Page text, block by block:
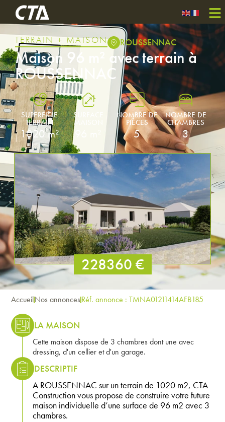
TERRAIN + MAISON ROUSSENNAC
Maison 96 m² avec terrain à
ROUSSENNAC
SUPERFICIE
TERRAIN
1020 m²
SURFACE
MAISON
NOMBRE DE
PIÈCES
5
NOMBRE DE
CHAMBRES
3
228360 €
AccueilNos annoncesRéf. annonce : TMNA01211414AFB185
LA MAISON
Cette maison dispose de 3 chambres dont une avec
dressing, d'un cellier et d'un garage.
DESCRIPTIF
A ROUSSENNAC sur un terrain de 1020 m2, CTA
Construction vous propose de construire votre future
maison individuelle d’une surface de 96 m2 avec 3
chambres.